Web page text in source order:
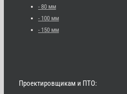
- 80 мм
- 100 мм
- 150 мм
Проектировщикам и ПТО: